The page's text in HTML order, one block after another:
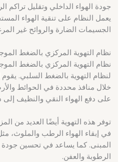
جودة الهواء الداخلي وتقليل تراكم
يعمل النظام على تنقية الهواء
الجسيمات الضارة والروائح غير
نظام التهوية المركزي بالضغط
نظام التهوية المركزي بالضغط
لنظام التهوية بالضغط السلبي.
خلال منافذ محددة في الحوائط
على دفع الهواء النقي والنظيف إلى
توفر هذه التهوية أيضًا العديد من
في إبقاء الهواء الرطب والملوث،
المبنى. كما يساعد في تحسين جودة
الرطوبة والعفن.